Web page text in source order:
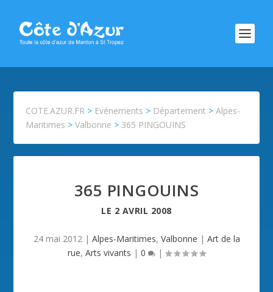
COTE.AZUR.FR > Evénements > Département >Alpes-
Maritimes >Valbonne > 365 PINGOUINS
365 PINGOUINS
LE 2 AVRIL 2008
24 mai 2012| Alpes-Maritimes, Valbonne | Art de la
rue, Arts vivants | 0 |